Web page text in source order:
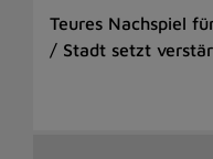
Teures Nachspiel
/ Stadt setzt